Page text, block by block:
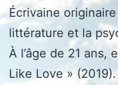
Écrivaine
littérature et la
À l’âge de 21 ans,
Like Love » (2019).